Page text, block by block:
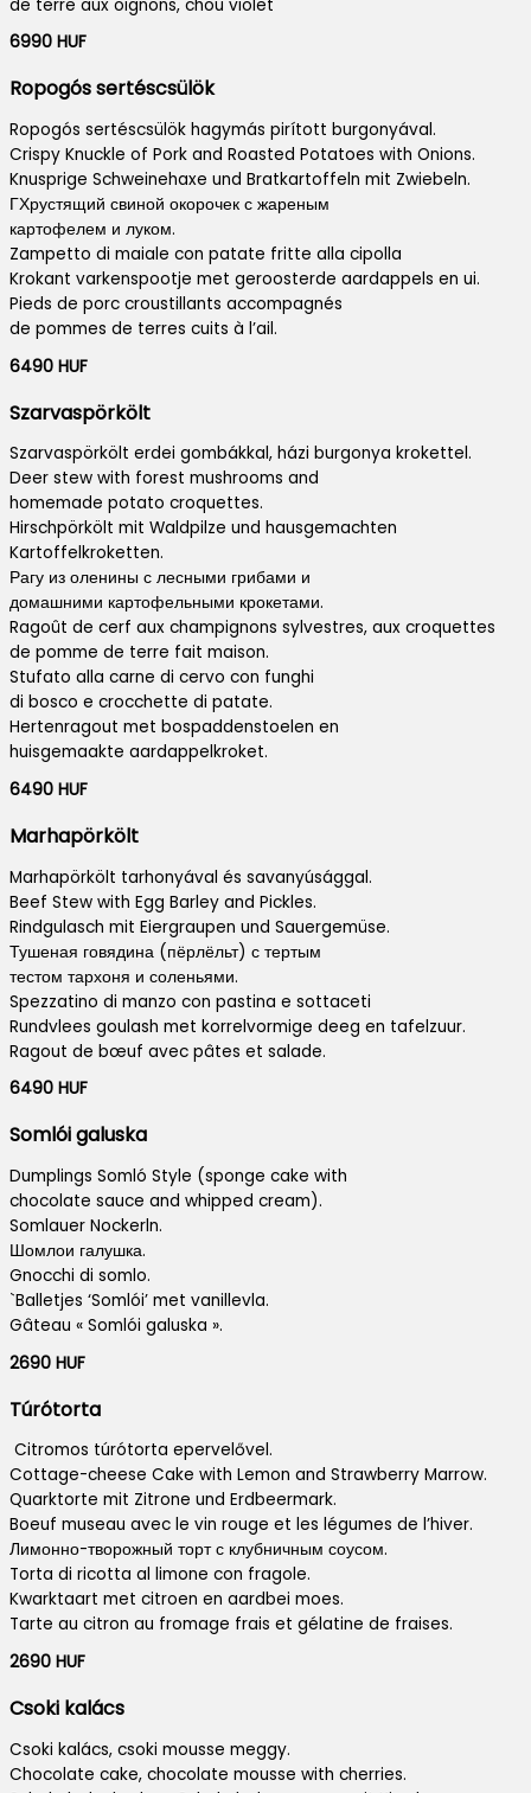
de terre aux oignons, chou violet
6990 HUF
Ropogós sertéscsülök
Ropogós sertéscsülök hagymás pirított burgonyával.
Crispy Knuckle of Pork and Roasted Potatoes with Onions.
Knusprige Schweinehaxe und Bratkartoffeln mit Zwiebeln.
ГХрустящий свиной окорочек с жареным
картофелем и луком.
Zampetto di maiale con patate fritte alla cipolla
Krokant varkenspootje met geroosterde aardappels en ui.
Pieds de porc croustillants accompagnés
de pommes de terres cuits à l’ail.
6490 HUF
Szarvaspörkölt
Szarvaspörkölt erdei gombákkal, házi burgonya krokettel.
Deer stew with forest mushrooms and
homemade potato croquettes.
Hirschpörkölt mit Waldpilze und hausgemachten
Kartoffelkroketten.
Рагу из оленины с лесными грибами и
домашними картофельными крокетами.
Ragoût de cerf aux champignons sylvestres, aux croquettes
de pomme de terre fait maison.
Stufato alla carne di cervo con funghi
di bosco e crocchette di patate.
Hertenragout met bospaddenstoelen en
huisgemaakte aardappelkroket.
6490 HUF
Marhapörkölt
Marhapörkölt tarhonyával és savanyúsággal.
Beef Stew with Egg Barley and Pickles.
Rindgulasch mit Eiergraupen und Sauergemüse.
Тушеная говядина (пёрлёльт) с тертым
тестом тархоня и соленьями.
Spezzatino di manzo con pastina e sottaceti
Rundvlees goulash met korrelvormige deeg en tafelzuur.
Ragout de bœuf avec pâtes et salade.
6490 HUF
Somlói galuska
Dumplings Somló Style (sponge cake with
chocolate sauce and whipped cream).
Somlauer Nockerln.
Шомлои галушка.
Gnocchi di somlo.
`Balletjes ‘Somlói’ met vanillevla.
Gâteau « Somlói galuska ».
2690 HUF
Túrótorta
Citromos túrótorta epervelővel.
Cottage-cheese Cake with Lemon and Strawberry Marrow.
Quarktorte mit Zitrone und Erdbeermark.
Boeuf museau avec le vin rouge et les légumes de l’hiver.
Лимонно-творожный торт с клубничным соусом.
Torta di ricotta al limone con fragole.
Kwarktaart met citroen en aardbei moes.
Tarte au citron au fromage frais et gélatine de fraises.
2690 HUF
Csoki kalács
Csoki kalács, csoki mousse meggy.
Chocolate cake, chocolate mousse with cherries.